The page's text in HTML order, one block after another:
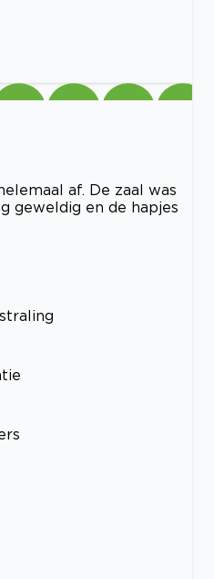
af. De zaal was
geweldig en de hapjes